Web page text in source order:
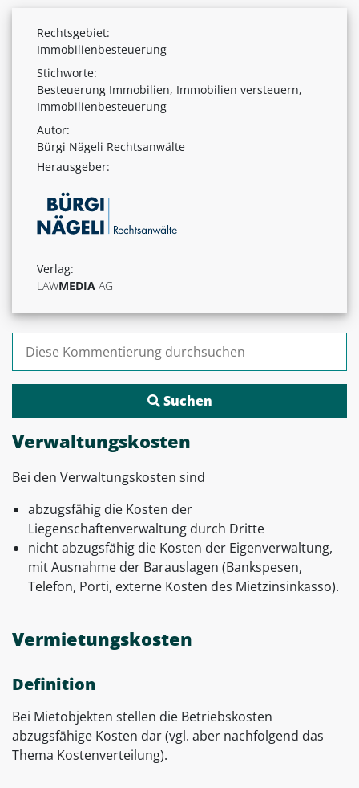
Rechtsgebiet:
Immobilienbesteuerung
Stichworte:
Besteuerung Immobilien, Immobilien versteuern,
Immobilienbesteuerung
Autor:
Bürgi Nägeli Rechtsanwälte
Herausgeber:
Verlag:
LAWMEDIA AG
Suchen nach:
Verwaltungskosten
Bei den Verwaltungskosten sind
abzugsfähig die Kosten der
Liegenschaftenverwaltung durch Dritte
nicht abzugsfähig die Kosten der Eigenverwaltung,
mit Ausnahme der Barauslagen (Bankspesen,
Telefon, Porti, externe Kosten des Mietzinsinkasso).
Vermietungskosten
Definition
Bei Mietobjekten stellen die Betriebskosten
abzugsfähige Kosten dar (vgl. aber nachfolgend das
Thema Kostenverteilung).